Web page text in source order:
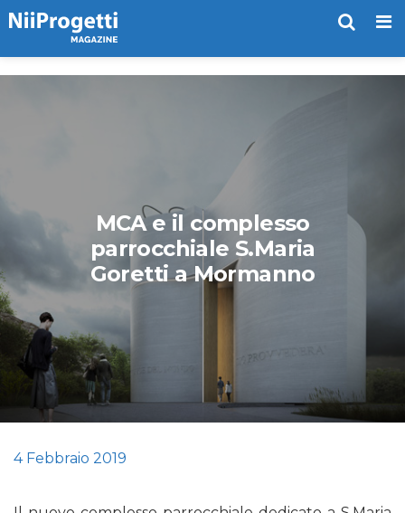
MCA e il complesso
parrocchiale S.Maria
Goretti a Mormanno
4 Febbraio 2019